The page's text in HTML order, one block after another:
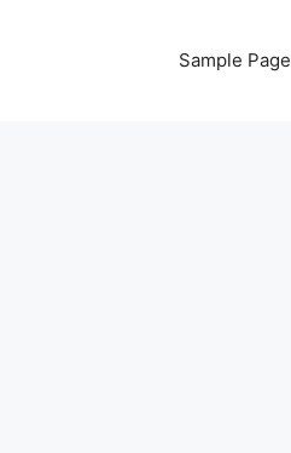
Sample Page